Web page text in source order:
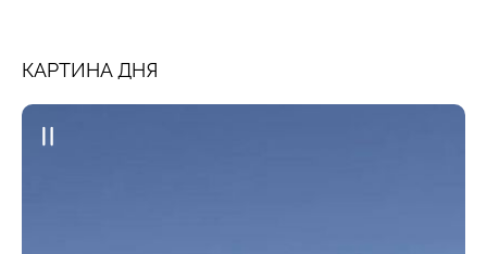
КАРТИНА ДНЯ